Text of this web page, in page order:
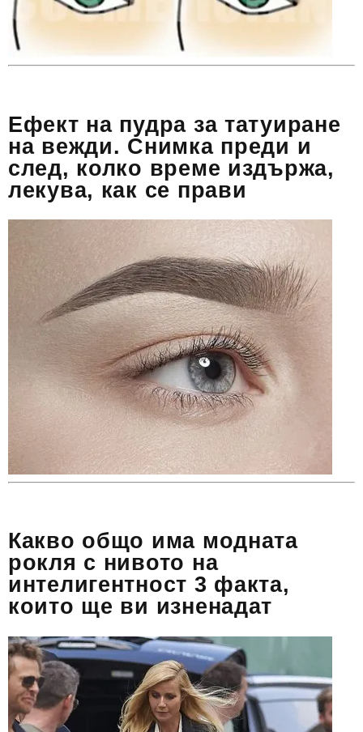
Ефект на пудра за татуиране
на вежди. Снимка преди и
след, колко време издържа,
лекува, как се прави
Какво общо има модната
рокля с нивото на
интелигентност 3 факта,
които ще ви изненадат